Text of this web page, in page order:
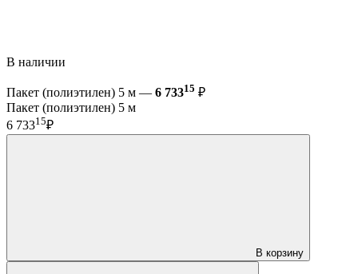
В наличии
Пакет (полиэтилен) 5 м — 6 73315 ₽
Пакет (полиэтилен) 5 м
6 73315₽
В корзину